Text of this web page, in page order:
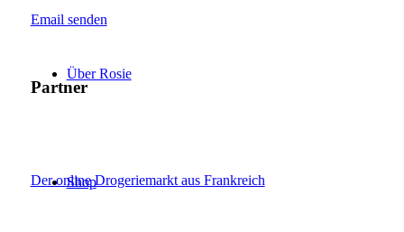
Über Rosie
Shop
Email senden
Partner
Der online Drogeriemarkt aus Frankreich